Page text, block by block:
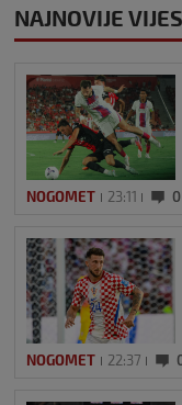
NAJNOVIJE
NOGOMET 23:11 0
NOGOMET 22:37